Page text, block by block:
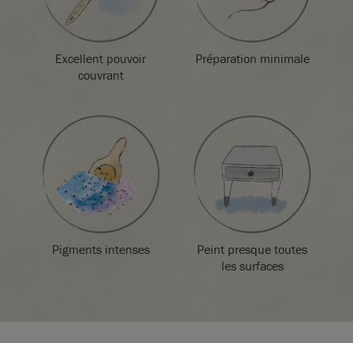
accordance with local regulations.
Excellent pouvoir
couvrant
Préparation minimale
Pigments intenses
Peint presque toutes
les surfaces